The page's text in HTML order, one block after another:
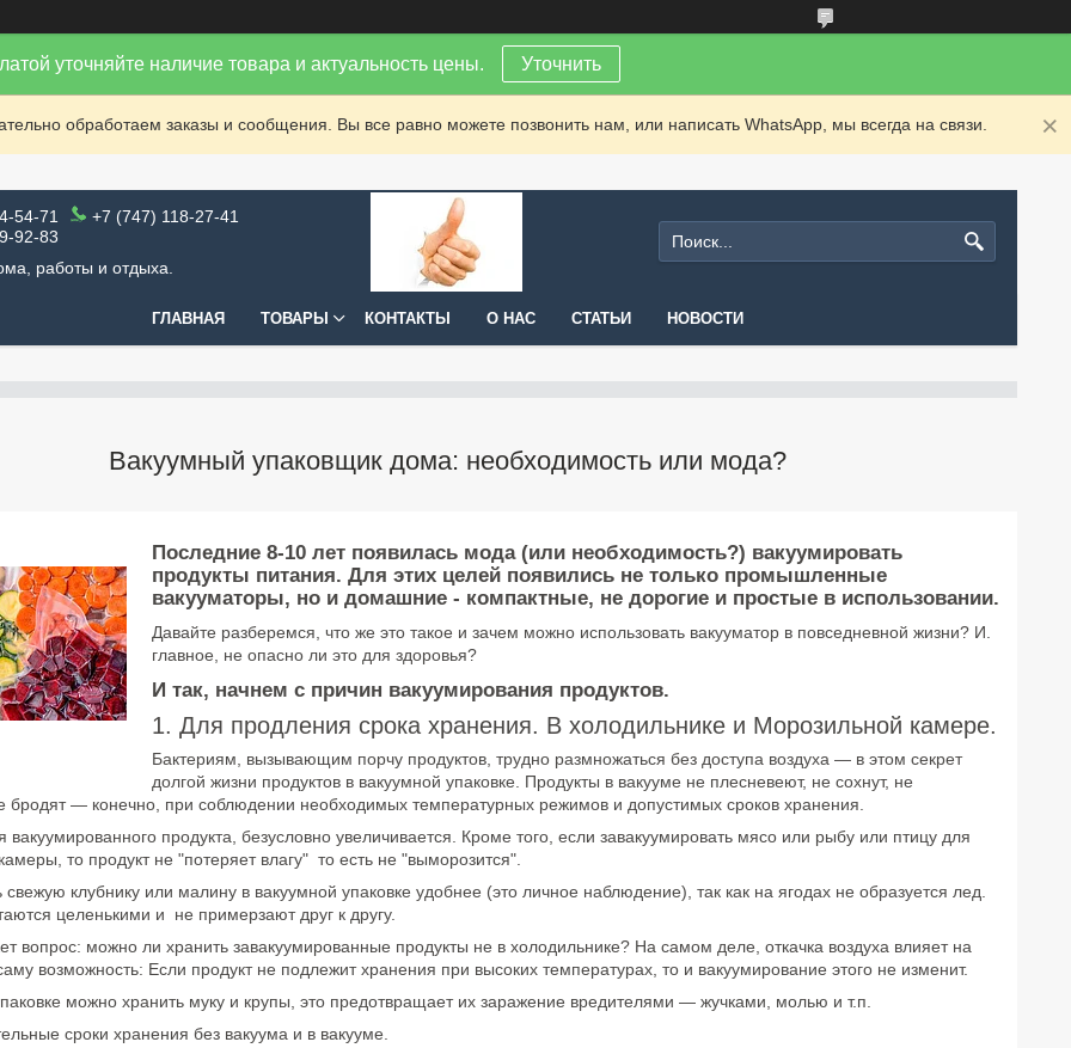
уточняйте наличие товара и актуальность цены. Уточнить
обработаем заказы и сообщения. Вы все равно можете позвонить нам, или написать WhatsApp, мы всегда на связи.
54-71
+7 (747) 118-27-41
92-83
работы и отдыха.
ГЛАВНАЯ ТОВАРЫ КОНТАКТЫ О НАС СТАТЬИ НОВОСТИ
Вакуумный упаковщик дома: необходимость или мода?
Последние 8-10 лет появилась мода (или необходимость?) вакуумировать
продукты питания. Для этих целей появились не только промышленные
вакууматоры, но и домашние - компактные, не дорогие и простые в использовании.
Давайте разберемся, что же это такое и зачем можно использовать вакууматор в повседневной жизни? И.
главное, не опасно ли это для здоровья?
И так, начнем с причин вакуумирования продуктов.
1. Для продления срока хранения. В холодильнике и Морозильной камере.
Бактериям, вызывающим порчу продуктов, трудно размножаться без доступа воздуха — в этом секрет
долгой жизни продуктов в вакуумной упаковке. Продукты в вакууме не плесневеют, не сохнут, не
бродят — конечно, при соблюдении необходимых температурных режимов и допустимых сроков хранения.
вакуумированного продукта, безусловно увеличивается. Кроме того, если завакуумировать мясо или рыбу или птицу для
то продукт не "потеряет влагу" то есть не "выморозится".
клубнику или малину в вакуумной упаковке удобнее (это личное наблюдение), так как на ягодах не образуется лед.
целенькими и не примерзают друг к другу.
вопрос: можно ли хранить завакуумированные продукты не в холодильнике? На самом деле, откачка воздуха влияет на
возможность: Если продукт не подлежит хранения при высоких температурах, то и вакуумирование этого не изменит.
можно хранить муку и крупы, это предотвращает их заражение вредителями — жучками, молью и т.п.
сроки хранения без вакуума и в вакууме.